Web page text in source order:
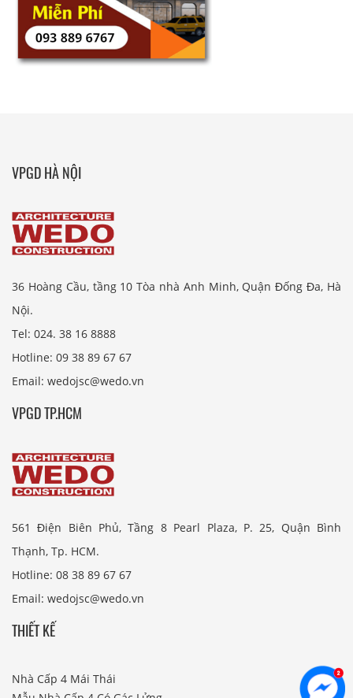
VPGD HÀ NỘI
36 Hoàng Cầu, tầng 10 Tòa nhà Anh Minh, Quận Đống Đa, Hà
Nội.
Tel: 024. 38 16 8888
Hotline: 09 38 89 67 67
Email: wedojsc@wedo.vn
VPGD TP.HCM
561 Điện Biên Phủ, Tầng 8 Pearl Plaza, P. 25, Quận Bình
Thạnh, Tp. HCM.
Hotline: 08 38 89 67 67
Email: wedojsc@wedo.vn
THIẾT KẾ
Nhà Cấp 4 Mái Thái